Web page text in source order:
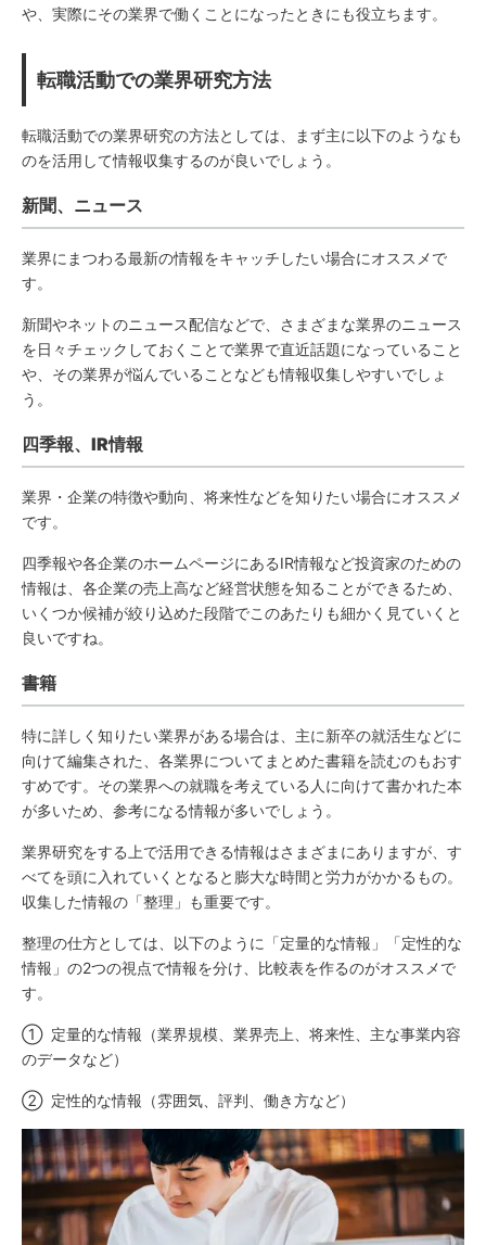
や、実際にその業界で働くことになったときにも役立ちます。
転職活動での業界研究方法
転職活動での業界研究の方法としては、まず主に以下のようなも
のを活用して情報収集するのが良いでしょう。
新聞、ニュース
業界にまつわる最新の情報をキャッチしたい場合にオススメで
す。
新聞やネットのニュース配信などで、さまざまな業界のニュース
を日々チェックしておくことで業界で直近話題になっていること
や、その業界が悩んでいることなども情報収集しやすいでしょ
う。
四季報、IR情報
業界・企業の特徴や動向、将来性などを知りたい場合にオススメ
です。
四季報や各企業のホームページにあるIR情報など投資家のための
情報は、各企業の売上高など経営状態を知ることができるため、
いくつか候補が絞り込めた段階でこのあたりも細かく見ていくと
良いですね。
書籍
特に詳しく知りたい業界がある場合は、主に新卒の就活生などに
向けて編集された、各業界についてまとめた書籍を読むのもおす
すめです。その業界への就職を考えている人に向けて書かれた本
が多いため、参考になる情報が多いでしょう。
業界研究をする上で活用できる情報はさまざまにありますが、す
べてを頭に入れていくとなると膨大な時間と労力がかかるもの。
収集した情報の「整理」も重要です。
整理の仕方としては、以下のように「定量的な情報」「定性的な
情報」の2つの視点で情報を分け、比較表を作るのがオススメで
す。
① 定量的な情報（業界規模、業界売上、将来性、主な事業内容
のデータなど）
② 定性的な情報（雰囲気、評判、働き方など）